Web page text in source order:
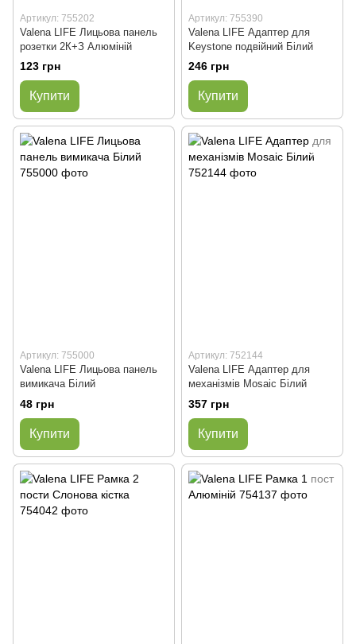
Артикул: 755202
Valena LIFE Лицьова панель
розетки 2К+З Алюміній
123 грн
Купити
Артикул: 755390
Valena LIFE Адаптер для
Keystone подвійний Білий
246 грн
Купити
Артикул: 755000
Valena LIFE Лицьова панель
вимикача Білий
48 грн
Купити
Артикул: 752144
Valena LIFE Адаптер для
механізмів Mosaic Білий
357 грн
Купити